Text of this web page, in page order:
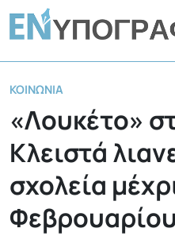
ΚΟΙΝΩΝΊΑ
«Λουκέτο»
Κλειστά
σχολεία
Φεβρουαρίου